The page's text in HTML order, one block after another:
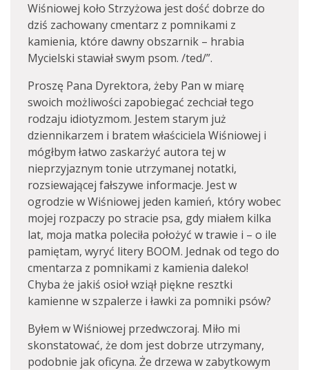
Wiśniowej koło Strzyżowa jest dość dobrze do
dziś zachowany cmentarz z pomnikami z
kamienia, które dawny obszarnik – hrabia
Mycielski stawiał swym psom. /ted/”.
Proszę Pana Dyrektora, żeby Pan w miarę
swoich możliwości zapobiegać zechciał tego
rodzaju idiotyzmom. Jestem starym już
dziennikarzem i bratem właściciela Wiśniowej i
mógłbym łatwo zaskarżyć autora tej w
nieprzyjaznym tonie utrzymanej notatki,
rozsiewającej fałszywe informacje. Jest w
ogrodzie w Wiśniowej jeden kamień, który wobec
mojej rozpaczy po stracie psa, gdy miałem kilka
lat, moja matka poleciła położyć w trawie i – o ile
pamiętam, wyryć litery BOOM. Jednak od tego do
cmentarza z pomnikami z kamienia daleko!
Chyba że jakiś osioł wziął piękne resztki
kamienne w szpalerze i ławki za pomniki psów?
Byłem w Wiśniowej przedwczoraj. Miło mi
skonstatować, że dom jest dobrze utrzymany,
podobnie jak oficyna. Że drzewa w zabytkowym